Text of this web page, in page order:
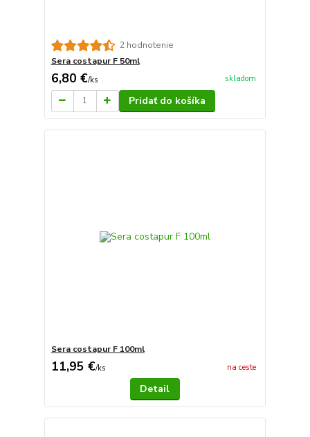
2 hodnotenie
Sera costapur F 50ml
6,80 €/ks skladom
Pridať do košíka
Sera costapur F 100ml
11,95 €/ks na ceste
Detail